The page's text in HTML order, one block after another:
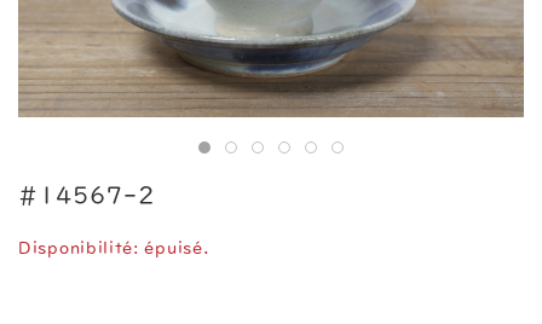
#14567-2
Disponibilité: épuisé.